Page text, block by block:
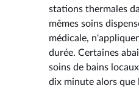
stations thermales
mêmes soins
médicale,
durée. Certaines
soins de bains
dix minute alors que